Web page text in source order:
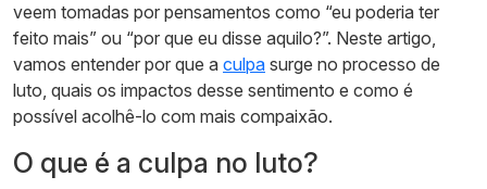
veem tomadas por pensamentos como “eu poderia ter
feito mais” ou “por que eu disse aquilo?”. Neste artigo,
vamos entender por que a culpa surge no processo de
luto, quais os impactos desse sentimento e como é
possível acolhê-lo com mais compaixão.
O que é a culpa no luto?